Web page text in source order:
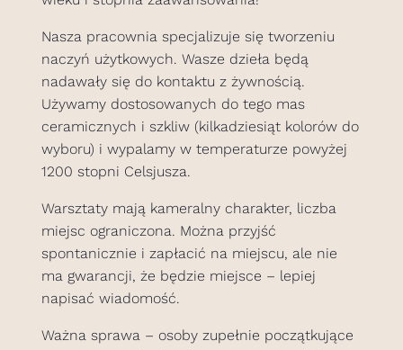
Nasza pracownia specjalizuje się tworzeniu
naczyń użytkowych. Wasze dzieła będą
nadawały się do kontaktu z żywnością.
Używamy dostosowanych do tego mas
ceramicznych i szkliw (kilkadziesiąt kolorów do
wyboru) i wypalamy w temperaturze powyżej
1200 stopni Celsjusza.
Warsztaty mają kameralny charakter, liczba
miejsc ograniczona. Można przyjść
spontanicznie i zapłacić na miejscu, ale nie
ma gwarancji, że będzie miejsce – lepiej
napisać wiadomość.
Ważna sprawa – osoby zupełnie początkujące